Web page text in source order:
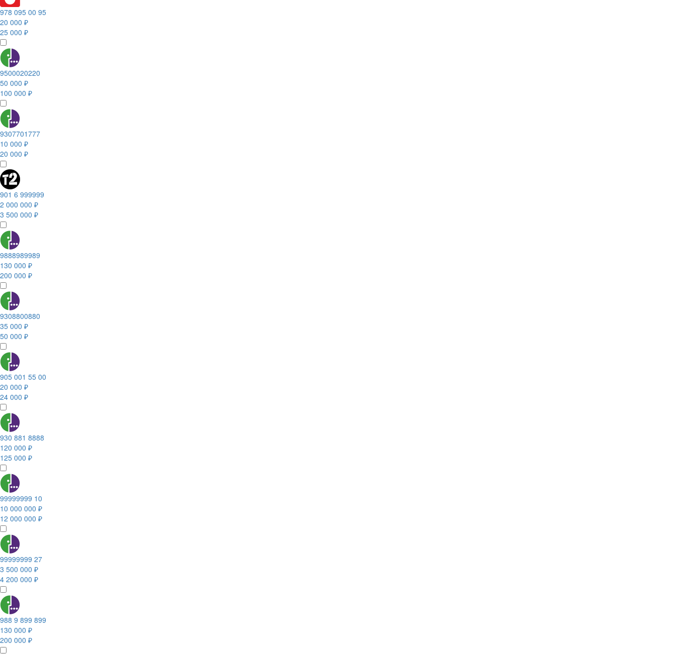
978 095 00 95
20 000 ₽
25 000 ₽
9500020220
50 000 ₽
100 000 ₽
9307701777
10 000 ₽
20 000 ₽
901 6 999999
2 000 000 ₽
3 500 000 ₽
9888989989
130 000 ₽
200 000 ₽
9308800880
35 000 ₽
50 000 ₽
905 001 55 00
20 000 ₽
24 000 ₽
930 881 8888
120 000 ₽
125 000 ₽
99999999 10
10 000 000 ₽
12 000 000 ₽
99999999 27
3 500 000 ₽
4 200 000 ₽
988 9 899 899
130 000 ₽
200 000 ₽